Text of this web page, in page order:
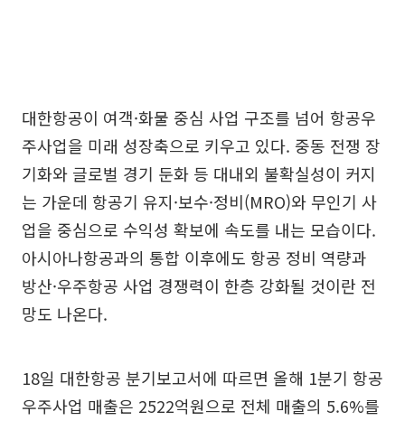
대한항공이 여객·화물 중심 사업 구조를 넘어 항공우
주사업을 미래 성장축으로 키우고 있다. 중동 전쟁 장
기화와 글로벌 경기 둔화 등 대내외 불확실성이 커지
는 가운데 항공기 유지·보수·정비(MRO)와 무인기 사
업을 중심으로 수익성 확보에 속도를 내는 모습이다.
아시아나항공과의 통합 이후에도 항공 정비 역량과
방산·우주항공 사업 경쟁력이 한층 강화될 것이란 전
망도 나온다.
18일 대한항공 분기보고서에 따르면 올해 1분기 항공
우주사업 매출은 2522억원으로 전체 매출의 5.6%를